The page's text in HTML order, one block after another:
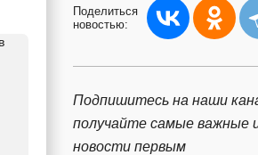
Поделиться
новостью:
Подпишитесь на наши
получайте самые важные
новости первым